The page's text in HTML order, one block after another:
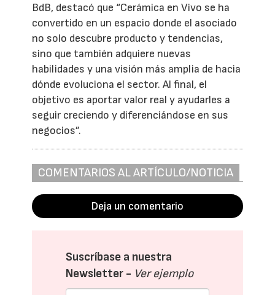
BdB, destacó que “Cerámica en Vivo se ha
convertido en un espacio donde el asociado
no solo descubre producto y tendencias,
sino que también adquiere nuevas
habilidades y una visión más amplia de hacia
dónde evoluciona el sector. Al final, el
objetivo es aportar valor real y ayudarles a
seguir creciendo y diferenciándose en sus
negocios”.
COMENTARIOS AL ARTÍCULO/NOTICIA
Deja un comentario
Suscríbase a nuestra
Newsletter - Ver ejemplo